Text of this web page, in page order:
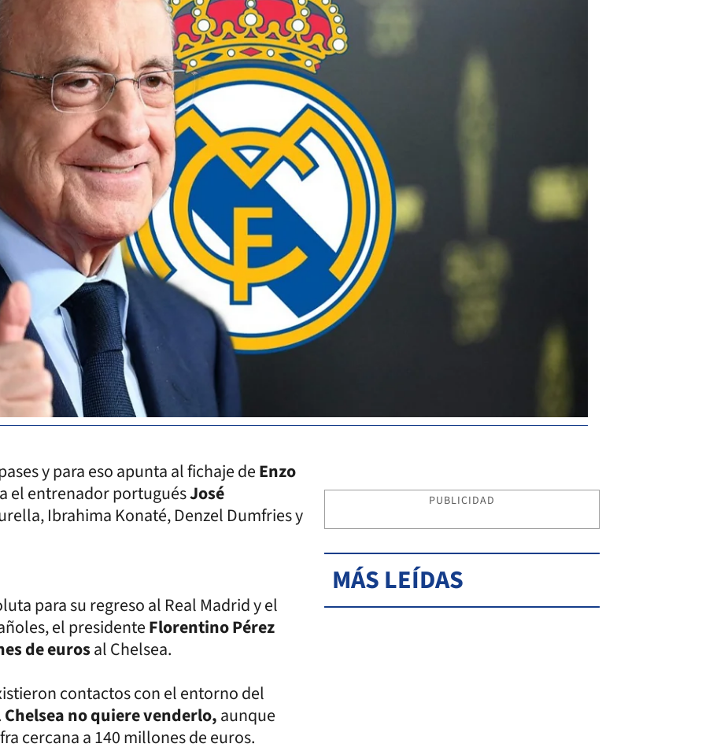
y para eso apunta al fichaje deEnzo
el entrenador portuguésJosé
Ibrahima Konaté, Denzel Dumfries y
para su regreso al Real Madrid y el
el presidenteFlorentino Pérez
de eurosal Chelsea.
contactos con el entorno del
Chelsea no quiere venderlo,aunque
cercana a 140 millones de euros.
PUBLICIDAD
MÁS LEÍDAS